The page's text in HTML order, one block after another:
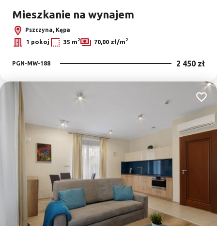
Mieszkanie na wynajem
Pszczyna, Kępa
1 pokoj 35 m2 70,00 zł/m2
PGN-MW-188 2 450 zł